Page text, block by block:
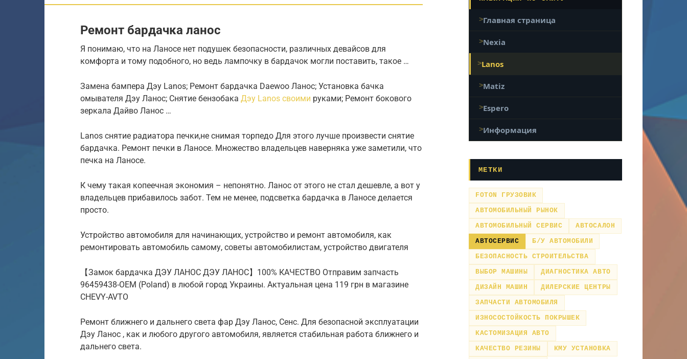
Ремонт бардачка ланос
Я понимаю, что на Ланосе нет подушек безопасности, различных девайсов для
комфорта и тому подобного, но ведь лампочку в бардачок могли поставить, такое …
Замена бампера Дэу Lanos; Ремонт бардачка Daewoo Ланос; Установка бачка
омывателя Дэу Ланос; Снятие бензобака Дэу Lanos своими руками; Ремонт бокового
зеркала Дайво Ланос …
Lanos снятие радиатора печки,не снимая торпедо Для этого лучше произвести снятие
бардачка. Ремонт печки в Ланосе. Множество владельцев наверняка уже заметили, что
печка на Ланосе.
К чему такая копеечная экономия – непонятно. Ланос от этого не стал дешевле, а вот у
владельцев прибавилось забот. Тем не менее, подсветка бардачка в Ланосе делается
просто.
Устройство автомобиля для начинающих, устройство и ремонт автомобиля, как
ремонтировать автомобиль самому, советы автомобилистам, устройство двигателя
【Замок бардачка ДЭУ ЛАНОС ДЭУ ЛАНОС】100% КАЧЕСТВО Отправим запчасть
96459438-OEM (Poland) в любой город Украины. Актуальная цена 119 грн в магазине
CHEVY-AVTO
Ремонт ближнего и дальнего света фар Дэу Ланос, Сенс. Для безопасной эксплуатации
Дэу Ланос , как и любого другого автомобиля, является стабильная работа ближнего и
дальнего света.
Главная страница
Nexia
Lanos
Matiz
Espero
Информация
МЕТКИ
FOTON ГРУЗОВИК
АВТОМОБИЛЬНЫЙ РЫНОК
АВТОМОБИЛЬНЫЙ СЕРВИС
АВТОСАЛОН
АВТОСЕРВИС
Б/У АВТОМОБИЛИ
БЕЗОПАСНОСТЬ СТРОИТЕЛЬСТВА
ВЫБОР МАШИНЫ
ДИАГНОСТИКА АВТО
ДИЗАЙН МАШИН
ДИЛЕРСКИЕ ЦЕНТРЫ
ЗАПЧАСТИ АВТОМОБИЛЯ
ИЗНОСОСТОЙКОСТЬ ПОКРЫШЕК
КАСТОМИЗАЦИЯ АВТО
КАЧЕСТВО РЕЗИНЫ
КМУ УСТАНОВКА